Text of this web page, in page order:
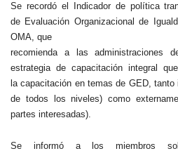
Se recordó el Indicador de política
de Evaluación Organizacional de
OMA, que
recomienda a las administraciones
estrategia de capacitación integral
la capacitación en temas de GED, tanto
de todos los niveles) como
partes interesadas).
Se informó a los miembros